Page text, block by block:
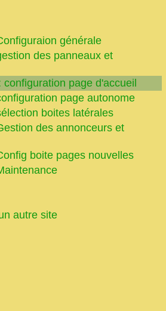
générale
des panneaux et
configuration page d'accueil
page autonome
boites latérales
des annonceurs et
boite pages nouvelles
autre site